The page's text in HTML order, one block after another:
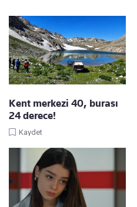
Kent merkezi 40, burası
24 derece!
Kaydet